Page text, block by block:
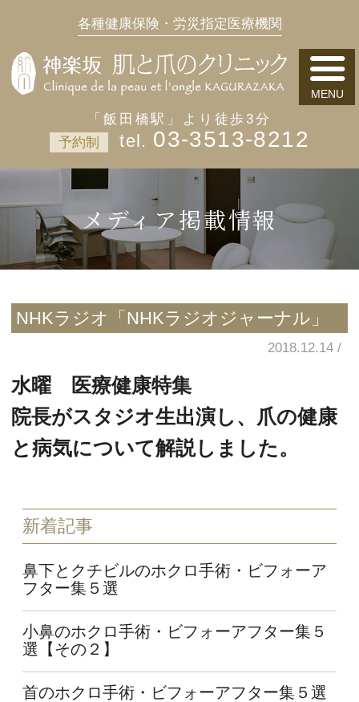
各種健康保険・労災指定医療機関
「飯田橋駅」より徒歩3分
予約制
03-3513-8212
メディア掲載情報
NHKラジオ「NHKラジオジャーナル」
2018.12.14
水曜 医療健康特集
院長がスタジオ生出演し、爪の健康
と病気について解説しました。
新着記事
鼻下とクチビルのホクロ手術・ビフォーア
フター集５選
小鼻のホクロ手術・ビフォーアフター集５
選【その２】
首のホクロ手術・ビフォーアフター集５選